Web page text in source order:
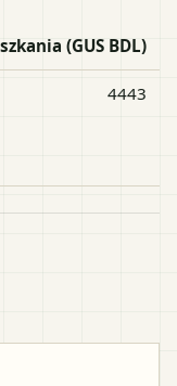
(GUS BDL)
4443